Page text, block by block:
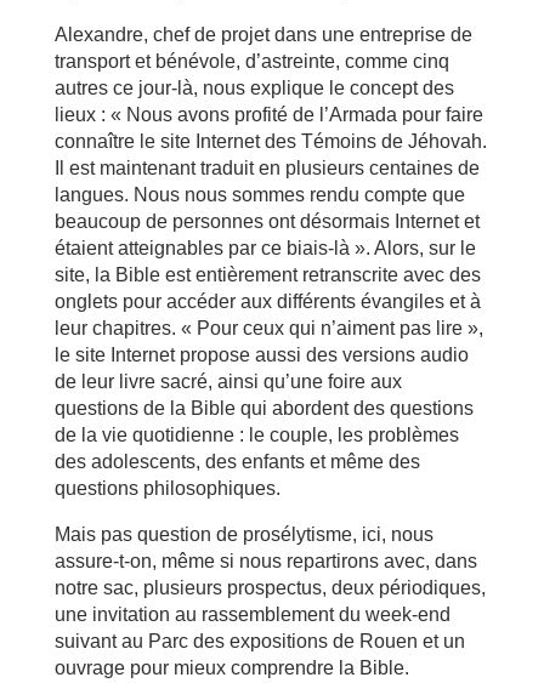
Alexandre, chef de projet dans une entreprise de
transport et bénévole, d’astreinte, comme cinq
autres ce jour-là, nous explique le concept des
lieux : « Nous avons profité de l’Armada pour faire
connaître le site Internet des Témoins de Jéhovah.
Il est maintenant traduit en plusieurs centaines de
langues. Nous nous sommes rendu compte que
beaucoup de personnes ont désormais Internet et
étaient atteignables par ce biais-là ». Alors, sur le
site, la Bible est entièrement retranscrite avec des
onglets pour accéder aux différents évangiles et à
leur chapitres. « Pour ceux qui n’aiment pas lire »,
le site Internet propose aussi des versions audio
de leur livre sacré, ainsi qu’une foire aux
questions de la Bible qui abordent des questions
de la vie quotidienne : le couple, les problèmes
des adolescents, des enfants et même des
questions philosophiques.
Mais pas question de prosélytisme, ici, nous
assure-t-on, même si nous repartirons avec, dans
notre sac, plusieurs prospectus, deux périodiques,
une invitation au rassemblement du week-end
suivant au Parc des expositions de Rouen et un
ouvrage pour mieux comprendre la Bible.